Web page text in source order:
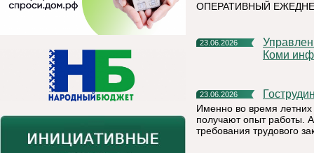
ОПЕРАТИВНЫЙ
23.06.2026
Управление Федеральной налоговой службы по Республике
Коми
23.06.2026
Именно во время летних
получают опыт работы.
требования трудового